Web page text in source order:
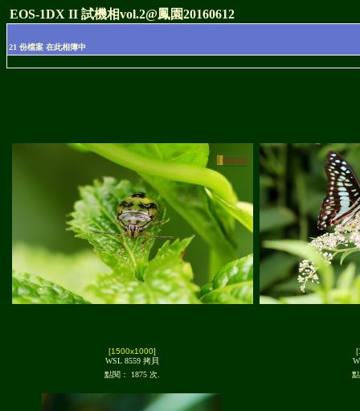
EOS-1DX II 試機相vol.2@鳳園20160612
21 份檔案 在此相簿中
[1500x1000]
WSL 8559 拷貝
點閱： 1875 次.